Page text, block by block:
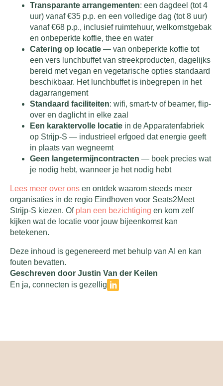
Transparante arrangementen: een dagdeel (tot 4
uur) vanaf €35 p.p. en een volledige dag (tot 8 uur)
vanaf €68 p.p., inclusief ruimtehuur, welkomstgebak
en onbeperkte koffie, thee en water
Catering op locatie — van onbeperkte koffie tot
een vers lunchbuffet van streekproducten, dagelijks
bereid met vegan en vegetarische opties standaard
beschikbaar. Het lunchbuffet is inbegrepen in het
dagarrangement
Standaard faciliteiten: wifi, smart-tv of beamer, flip-
over en daglicht in elke zaal
Een karaktervolle locatie in de Apparatenfabriek
op Strijp-S — industrieel erfgoed dat energie geeft
in plaats van wegneemt
Geen langetermijncontracten — boek precies wat
je nodig hebt, wanneer je het nodig hebt
Lees meer over ons en ontdek waarom steeds meer
organisaties in de regio Eindhoven voor Seats2Meet
Strijp-S kiezen. Of plan een bezichtiging en kom zelf
kijken wat de locatie voor jouw bijeenkomst kan
betekenen.
Deze inhoud is gegenereerd met behulp van AI en kan
fouten bevatten.
Geschreven door Justin Van der Keilen
En ja, connecten is gezellig